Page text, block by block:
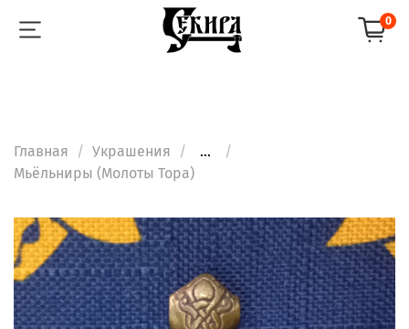
0
Главная Украшения
...
Мьёльниры (Молоты Тора)